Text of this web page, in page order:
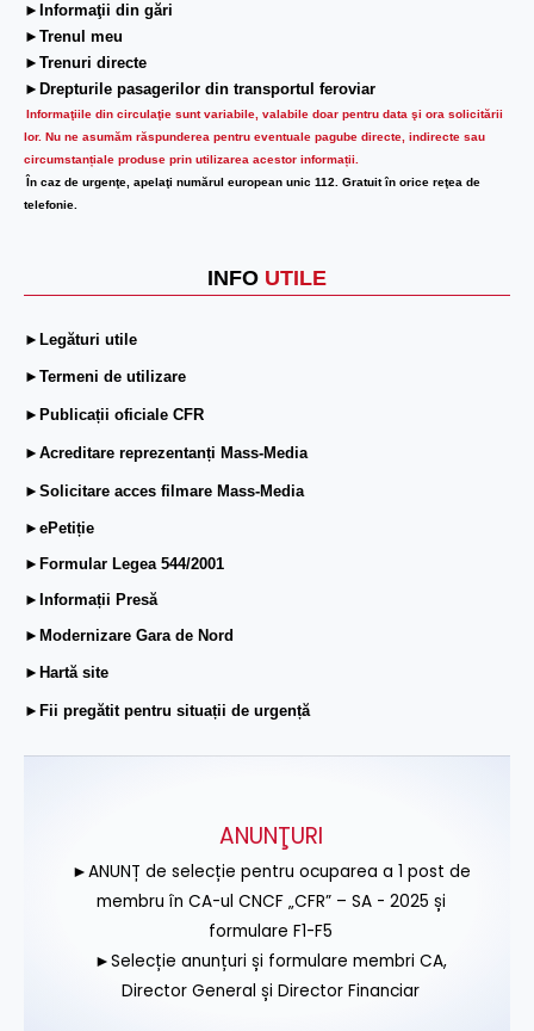
►Informaţii din gări
►Trenul meu
►Trenuri directe
►Drepturile pasagerilor din transportul feroviar
Informaţiile din circulaţie sunt variabile, valabile doar pentru data şi ora solicitării
lor. Nu ne asumăm răspunderea pentru eventuale pagube directe, indirecte sau
circumstanțiale produse prin utilizarea acestor informații.
În caz de urgenţe, apelaţi numărul european unic 112. Gratuit în orice reţea de
telefonie.
INFO UTILE
►Legături utile
►Termeni de utilizare
►Publicații oficiale CFR
►Acreditare reprezentanți Mass-Media
►Solicitare acces filmare Mass-Media
►ePetiție
►Formular Legea 544/2001
►Informații Presă
►Modernizare Gara de Nord
►Hartă site
►Fii pregătit pentru situații de urgență
ANUNŢURI
►ANUNȚ de selecție pentru ocuparea a 1 post de
membru în CA-ul CNCF „CFR” – SA - 2025 și
formulare F1-F5
►Selecție anunțuri și formulare membri CA,
Director General și Director Financiar